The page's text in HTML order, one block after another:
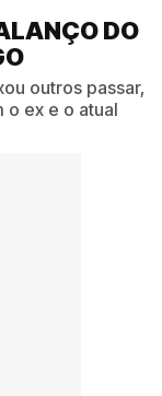
DO
outros passar,
o ex e o atual